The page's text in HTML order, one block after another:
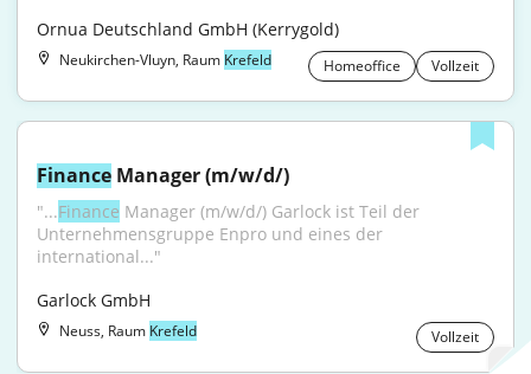
Ornua Deutschland GmbH (Kerrygold)
Neukirchen-Vluyn, Raum Krefeld Homeoffice Vollzeit
Finance Manager (m/w/d/)
"...Finance Manager (m/w/d/) Garlock ist Teil der
Unternehmensgruppe Enpro und eines der
international..."
Garlock GmbH
Neuss, Raum Krefeld Vollzeit